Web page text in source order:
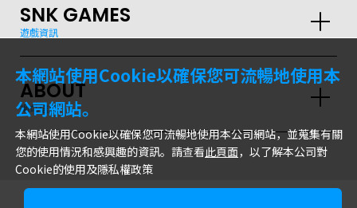
SNK GAMES
遊戲資訊
ABOUT
網站信息
本網站使用Cookie以確保您可流暢地使用本
公司網站。
本網站使用Cookie以確保您可流暢地使用本公司網站，並蒐集有關
您的使用情況和感興趣的資訊。請查看此頁面，以了解本公司對
Cookie的使用及隱私權政策